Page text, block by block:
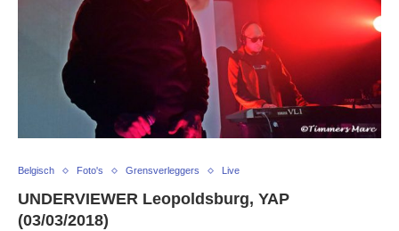
Belgisch Foto's Grensverleggers Live
UNDERVIEWER Leopoldsburg, YAP
(03/03/2018)